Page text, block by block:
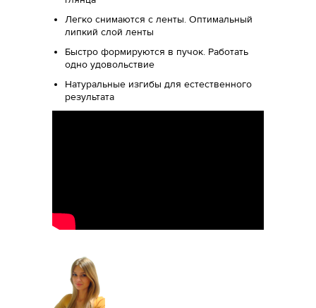
Легко снимаются с ленты. Оптимальный
липкий слой ленты
Быстро формируются в пучок. Работать
одно удовольствие
Натуральные изгибы для естественного
результата